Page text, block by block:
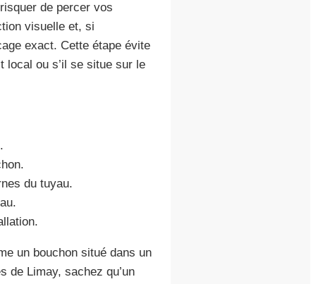
de percer vos
visuelle et, si
exact. Cette étape évite
local ou s’il se situe sur le
du tuyau.
un bouchon situé dans un
de Limay, sachez qu’un